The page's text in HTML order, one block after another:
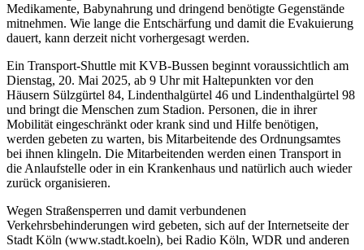
Medikamente, Babynahrung und dringend benötigte Gegenstände
mitnehmen. Wie lange die Entschärfung und damit die Evakuierung
dauert, kann derzeit nicht vorhergesagt werden.
Ein Transport-Shuttle mit KVB-Bussen beginnt voraussichtlich am
Dienstag, 20. Mai 2025, ab 9 Uhr mit Haltepunkten vor den
Häusern Sülzgürtel 84, Lindenthalgürtel 46 und Lindenthalgürtel 98
und bringt die Menschen zum Stadion. Personen, die in ihrer
Mobilität eingeschränkt oder krank sind und Hilfe benötigen,
werden gebeten zu warten, bis Mitarbeitende des Ordnungsamtes
bei ihnen klingeln. Die Mitarbeitenden werden einen Transport in
die Anlaufstelle oder in ein Krankenhaus und natürlich auch wieder
zurück organisieren.
Wegen Straßensperren und damit verbundenen
Verkehrsbehinderungen wird gebeten, sich auf der Internetseite der
Stadt Köln (www.stadt.koeln), bei Radio Köln, WDR und anderen